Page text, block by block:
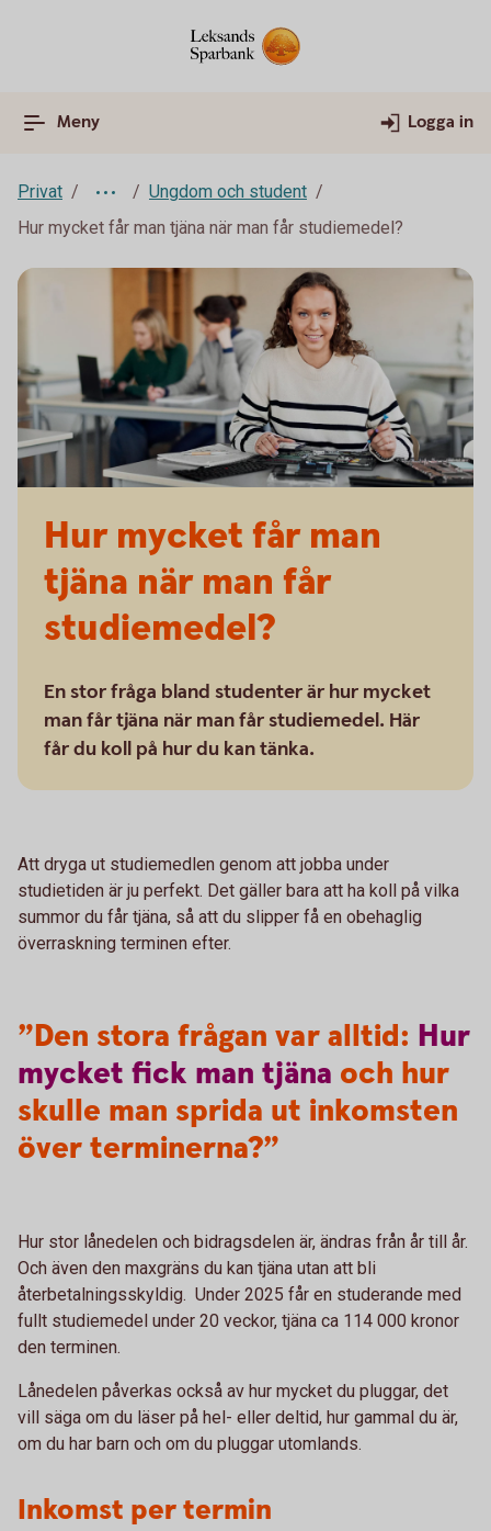
Meny Logga in
Privat
Ungdom och student
Hur mycket får man tjäna när man får studiemedel?
Hur mycket får man
tjäna när man får
studiemedel?
En stor fråga bland studenter är hur mycket
man får tjäna när man får studiemedel. Här
får du koll på hur du kan tänka.
Att dryga ut studiemedlen genom att jobba under
studietiden är ju perfekt. Det gäller bara att ha koll på vilka
summor du får tjäna, så att du slipper få en obehaglig
överraskning terminen efter.
”Den stora frågan var alltid: Hur
mycket fick man tjäna och hur
skulle man sprida ut inkomsten
över terminerna?”
Hur stor lånedelen och bidragsdelen är, ändras från år till år.
Och även den maxgräns du kan tjäna utan att bli
återbetalningsskyldig. Under 2025 får en studerande med
fullt studiemedel under 20 veckor, tjäna ca 114 000 kronor
den terminen.
Lånedelen påverkas också av hur mycket du pluggar, det
vill säga om du läser på hel- eller deltid, hur gammal du är,
om du har barn och om du pluggar utomlands.
Inkomst per termin